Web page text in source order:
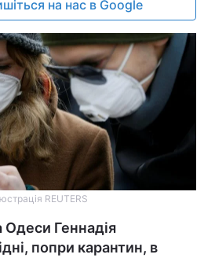
на нас в Google
REUTERS
Геннадія
попри карантин, в